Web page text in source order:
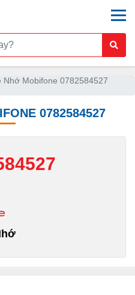
Nhớ Mobifone 0782584527
0782584527